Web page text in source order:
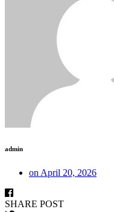
admin
on April 20, 2026
SHARE POST